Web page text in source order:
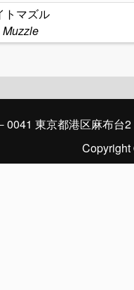
トマズル
Muzzle
0041 東京都港区麻布台